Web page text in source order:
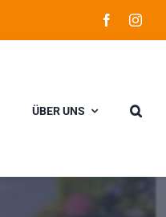
ÜBER UNS